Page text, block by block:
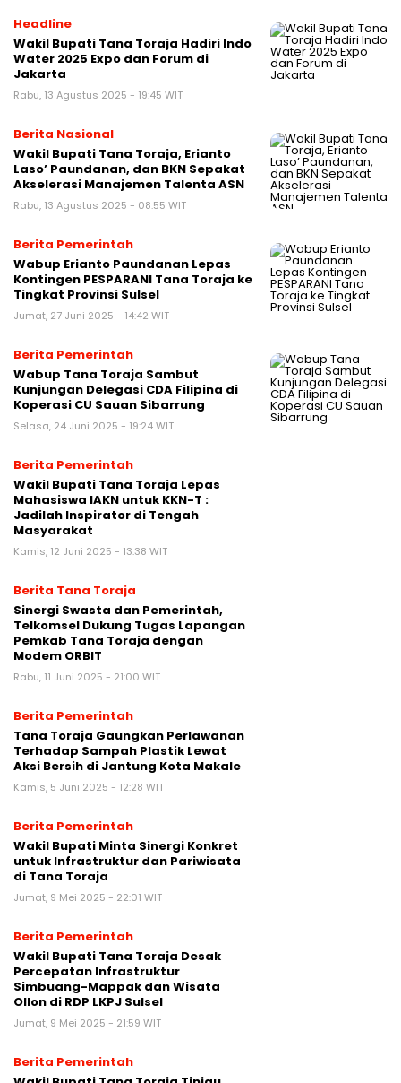
Headline
Wakil Bupati Tana Toraja Hadiri Indo
Water 2025 Expo dan Forum di
Jakarta
Rabu, 13 Agustus 2025 - 19:45 WIT
Berita Nasional
Wakil Bupati Tana Toraja, Erianto
Laso’ Paundanan, dan BKN Sepakat
Akselerasi Manajemen Talenta ASN
Rabu, 13 Agustus 2025 - 08:55 WIT
Berita Pemerintah
Wabup Erianto Paundanan Lepas
Kontingen PESPARANI Tana Toraja ke
Tingkat Provinsi Sulsel
Jumat, 27 Juni 2025 - 14:42 WIT
Berita Pemerintah
Wabup Tana Toraja Sambut
Kunjungan Delegasi CDA Filipina di
Koperasi CU Sauan Sibarrung
Selasa, 24 Juni 2025 - 19:24 WIT
Berita Pemerintah
Wakil Bupati Tana Toraja Lepas
Mahasiswa IAKN untuk KKN-T :
Jadilah Inspirator di Tengah
Masyarakat
Kamis, 12 Juni 2025 - 13:38 WIT
Berita Tana Toraja
Sinergi Swasta dan Pemerintah,
Telkomsel Dukung Tugas Lapangan
Pemkab Tana Toraja dengan
Modem ORBIT
Rabu, 11 Juni 2025 - 21:00 WIT
Berita Pemerintah
Tana Toraja Gaungkan Perlawanan
Terhadap Sampah Plastik Lewat
Aksi Bersih di Jantung Kota Makale
Kamis, 5 Juni 2025 - 12:28 WIT
Berita Pemerintah
Wakil Bupati Minta Sinergi Konkret
untuk Infrastruktur dan Pariwisata
di Tana Toraja
Jumat, 9 Mei 2025 - 22:01 WIT
Berita Pemerintah
Wakil Bupati Tana Toraja Desak
Percepatan Infrastruktur
Simbuang-Mappak dan Wisata
Ollon di RDP LKPJ Sulsel
Jumat, 9 Mei 2025 - 21:59 WIT
Berita Pemerintah